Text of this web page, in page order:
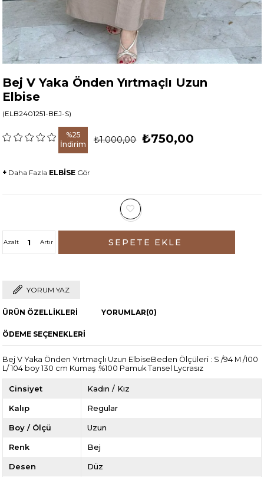
Bej V Yaka Önden Yırtmaçlı Uzun
Elbise
(ELB2401251-BEJ-S)
%25
İndirim
₺1.000,00 ₺750,00
+ Daha Fazla ELBİSE Gör
Artır
Azalt
YORUM YAZ
ÜRÜN ÖZELLIKLERI YORUMLAR(0)
ÖDEME SEÇENEKLERI
Bej V Yaka Önden Yırtmaçlı Uzun ElbiseBeden Ölçüleri : S /94 M /100
L/ 104 boy 130 cm Kumaş :%100 Pamuk Tansel Lycrasız
Cinsiyet Kadın / Kız
Kalıp Regular
Boy / Ölçü Uzun
Renk Bej
Desen Düz